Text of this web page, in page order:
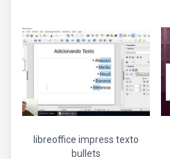
libreoffice impress texto
bullets